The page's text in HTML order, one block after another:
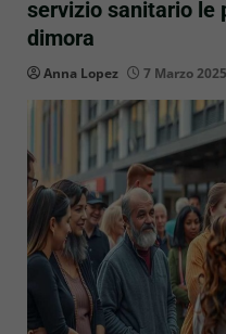
servizio sanitario le
dimora
Anna Lopez 7 Marzo 2025